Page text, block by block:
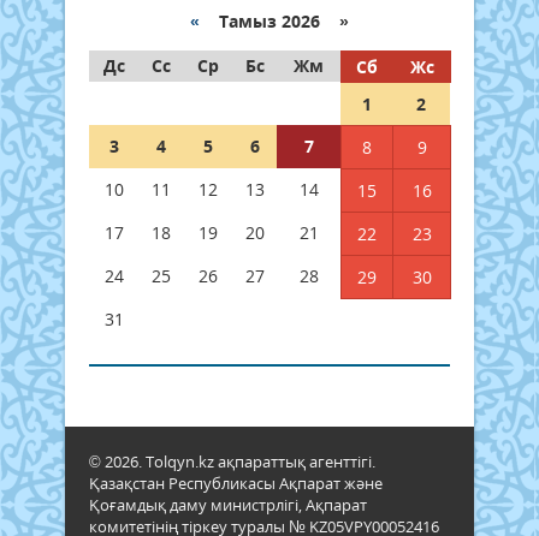
« Тамыз 2026 »
Дс
Сс Ср Бс Жм Сб
Жс
1
2
3
4 5 6 7 8
9
10
11 12 13 14 15
16
17
18 19 20 21 22
23
24
25 26 27 28 29
30
31
© 2026. Tolqyn.kz ақпараттық агенттігі.
Қазақстан Республикасы Ақпарат және
Қоғамдық даму министрлігі, Ақпарат
комитетінің тіркеу туралы № KZ05VPY00052416